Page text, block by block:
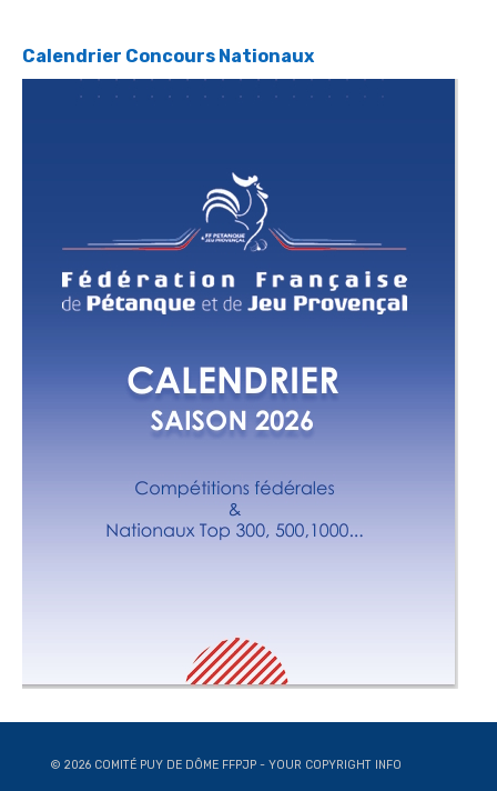
Calendrier Concours Nationaux
© 2026 COMITÉ PUY DE DÔME FFPJP - YOUR COPYRIGHT INFO